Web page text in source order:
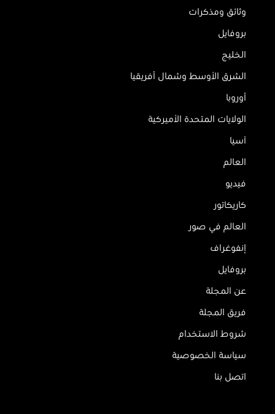
وثائق ومذكرات
بروفايل
الخليج
الشرق الأوسط وشمال أفريقيا
أوروبا
الولايات المتحدة الأميركية
آسيا
العالم
فيديو
كاريكاتور
العالم في صور
إنفوغراف
بروفايل
عن المجلة
فريق المجلة
شروط الاستخدام
سياسة الخصوصية
اتصل بنا